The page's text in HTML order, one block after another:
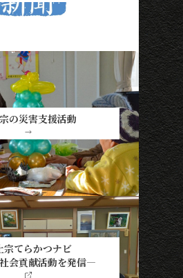
の災害支援活動
→
宗てらかつナビ
会貢献活動を発信―